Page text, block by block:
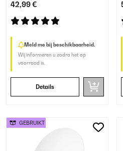
42,99 €
Meld me bij beschikbaarheid.
Wij informeren u zodra het op
voorraad is.
Details
GEBRUIKT